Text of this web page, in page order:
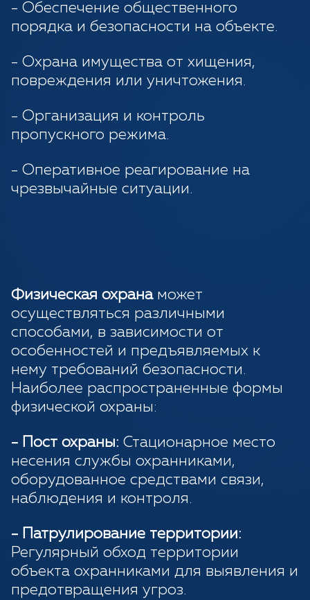
- Обеспечение общественного
порядка и безопасности на объекте.
- Охрана имущества от хищения,
повреждения или уничтожения.
- Организация и контроль
пропускного режима.
- Оперативное реагирование на
чрезвычайные ситуации.
Физическая охранаможет
осуществляться различными
способами, в зависимости от
особенностей и предъявляемых к
нему требований безопасности.
Наиболее распространенные формы
физической охраны:
- Пост охраны: Стационарное место
несения службы охранниками,
оборудованное средствами связи,
наблюдения и контроля.
- Патрулирование территории:
Регулярный обход территории
объекта охранниками для выявления и
предотвращения угроз.